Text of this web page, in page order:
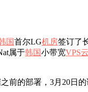
国首尔LG机房签订了
属于韩国小带宽VPS
前的部署，3月20日